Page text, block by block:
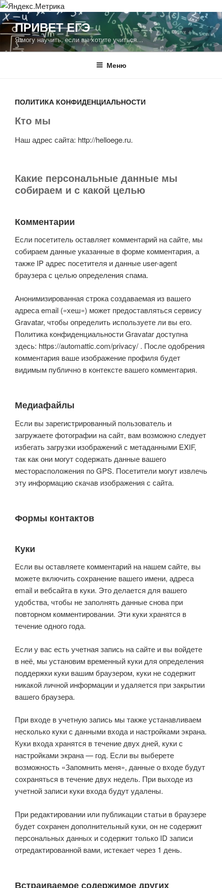
Перейти
содержимому
ПРИВЕТ ЕГЭ
Я могу научить, если вы хотите учиться…
Меню
ПОЛИТИКА КОНФИДЕНЦИАЛЬНОСТИ
Кто мы
Наш адрес сайта: http://helloege.ru.
Какие персональные данные мы
собираем и с какой целью
Комментарии
Если посетитель оставляет комментарий на сайте, мы
собираем данные указанные в форме комментария, а
также IP адрес посетителя и данные user-agent
браузера с целью определения спама.
Анонимизированная строка создаваемая из вашего
адреса email («хеш») может предоставляться сервису
Gravatar, чтобы определить используете ли вы его.
Политика конфиденциальности Gravatar доступна
здесь: https://automattic.com/privacy/ . После одобрения
комментария ваше изображение профиля будет
видимым публично в контексте вашего комментария.
Медиафайлы
Если вы зарегистрированный пользователь и
загружаете фотографии на сайт, вам возможно следует
избегать загрузки изображений с метаданными EXIF,
так как они могут содержать данные вашего
месторасположения по GPS. Посетители могут извлечь
эту информацию скачав изображения с сайта.
Формы контактов
Куки
Если вы оставляете комментарий на нашем сайте, вы
можете включить сохранение вашего имени, адреса
email и вебсайта в куки. Это делается для вашего
удобства, чтобы не заполнять данные снова при
повторном комментировании. Эти куки хранятся в
течение одного года.
Если у вас есть учетная запись на сайте и вы войдете
в неё, мы установим временный куки для определения
поддержки куки вашим браузером, куки не содержит
никакой личной информации и удаляется при закрытии
вашего браузера.
При входе в учетную запись мы также устанавливаем
несколько куки с данными входа и настройками экрана.
Куки входа хранятся в течение двух дней, куки с
настройками экрана — год. Если вы выберете
возможность «Запомнить меня», данные о входе будут
сохраняться в течение двух недель. При выходе из
учетной записи куки входа будут удалены.
При редактировании или публикации статьи в браузере
будет сохранен дополнительный куки, он не содержит
персональных данных и содержит только ID записи
отредактированной вами, истекает через 1 день.
Встраиваемое содержимое других